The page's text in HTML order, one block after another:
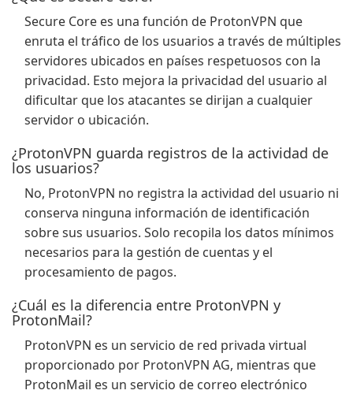
Secure Core es una función de ProtonVPN que
enruta el tráfico de los usuarios a través de múltiples
servidores ubicados en países respetuosos con la
privacidad. Esto mejora la privacidad del usuario al
dificultar que los atacantes se dirijan a cualquier
servidor o ubicación.
¿ProtonVPN guarda registros de la actividad de
los usuarios?
No, ProtonVPN no registra la actividad del usuario ni
conserva ninguna información de identificación
sobre sus usuarios. Solo recopila los datos mínimos
necesarios para la gestión de cuentas y el
procesamiento de pagos.
¿Cuál es la diferencia entre ProtonVPN y
ProtonMail?
ProtonVPN es un servicio de red privada virtual
proporcionado por ProtonVPN AG, mientras que
ProtonMail es un servicio de correo electrónico